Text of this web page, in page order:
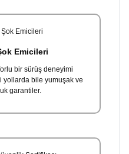
Emicileri
bir sürüş deneyimi
yollarda bile yumuşak ve
garantiler.